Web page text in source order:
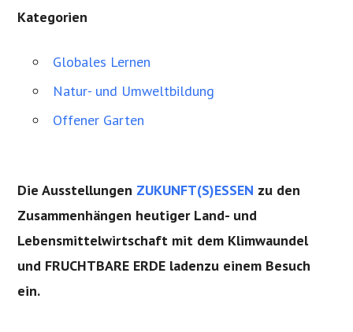
Kategorien
Globales Lernen
Natur- und Umweltbildung
Offener Garten
Die Ausstellungen ZUKUNFT(S)ESSEN zu den
Zusammenhängen heutiger Land- und
Lebensmittelwirtschaft mit dem Klimwaundel
und FRUCHTBARE ERDE ladenzu einem Besuch
ein.